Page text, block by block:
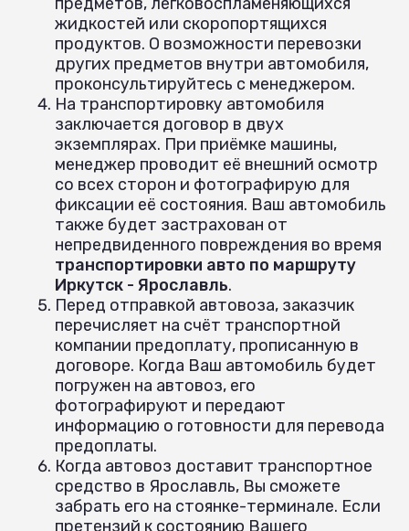
жидкостей или скоропортящихся
продуктов. О возможности перевозки
других предметов внутри автомобиля,
проконсультируйтесь с менеджером.
На транспортировку автомобиля
заключается договор в двух
экземплярах. При приёмке машины,
менеджер проводит её внешний осмотр
со всех сторон и фотографирую для
фиксации её состояния. Ваш автомобиль
также будет застрахован от
непредвиденного повреждения во время
транспортировки авто по маршруту
Иркутск - Ярославль.
Перед отправкой автовоза, заказчик
перечисляет на счёт транспортной
компании предоплату, прописанную в
договоре. Когда Ваш автомобиль будет
погружен на автовоз, его
фотографируют и передают
информацию о готовности для перевода
предоплаты.
Когда автовоз доставит транспортное
средство в Ярославль, Вы сможете
забрать его на стоянке-терминале. Если
претензий к состоянию Вашего